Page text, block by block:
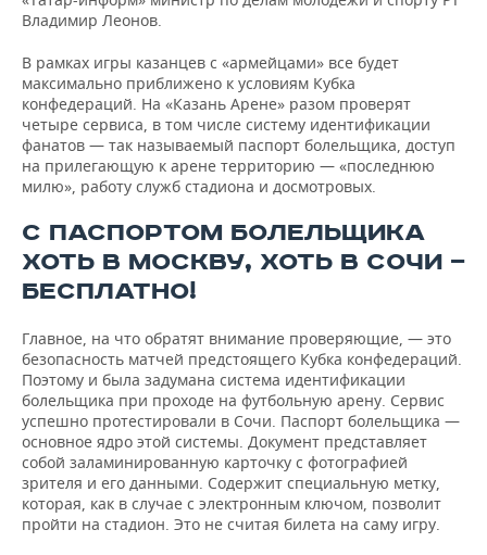
Владимир Леонов.
В рамках игры казанцев с «армейцами» все будет
максимально приближено к условиям Кубка
конфедераций. На «Казань Арене» разом проверят
четыре сервиса, в том числе систему идентификации
фанатов — так называемый паспорт болельщика, доступ
на прилегающую к арене территорию — «последнюю
милю», работу служб стадиона и досмотровых.
С ПАСПОРТОМ БОЛЕЛЬЩИКА
ХОТЬ В МОСКВУ, ХОТЬ В СОЧИ —
БЕСПЛАТНО!
Главное, на что обратят внимание проверяющие, — это
безопасность матчей предстоящего Кубка конфедераций.
Поэтому и была задумана система идентификации
болельщика при проходе на футбольную арену. Сервис
успешно протестировали в Сочи. Паспорт болельщика —
основное ядро этой системы. Документ представляет
собой заламинированную карточку с фотографией
зрителя и его данными. Содержит специальную метку,
которая, как в случае с электронным ключом, позволит
пройти на стадион. Это не считая билета на саму игру.